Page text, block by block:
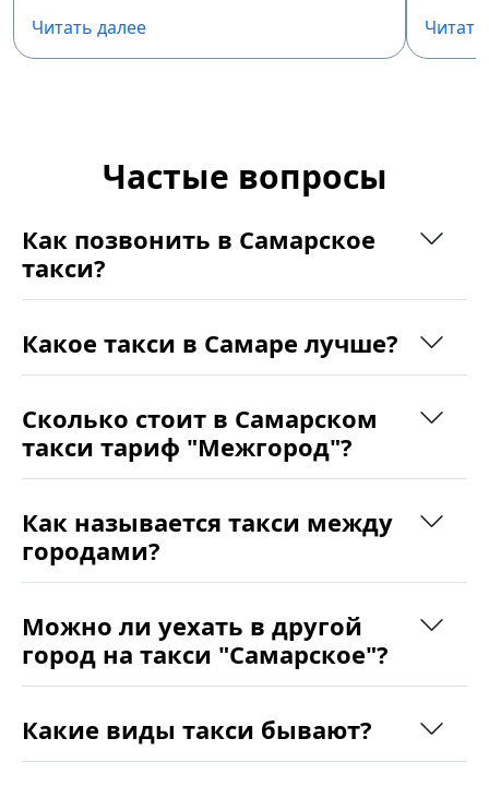
Читать далее
Частые вопросы
Как позвонить в Самарское
такси?
Какое такси в Самаре лучше?
Сколько стоит в Самарском
такси тариф "Межгород"?
Как называется такси между
городами?
Можно ли уехать в другой
город на такси "Самарское"?
Какие виды такси бывают?